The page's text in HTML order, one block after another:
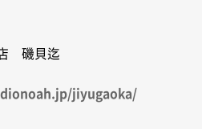
磯貝迄
jiyugaoka/